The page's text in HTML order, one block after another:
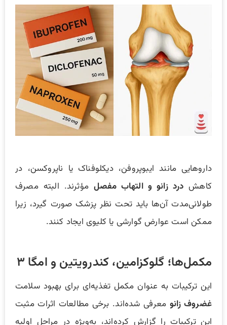
داروهایی مانند ایبوپروفن، دیکلوفناک یا ناپروکسن، در
کاهش درد زانو و التهاب مفصل مؤثرند. البته مصرف
طولانی‌مدت آن‌ها باید تحت نظر پزشک صورت گیرد، زیرا
ممکن است عوارض گوارشی یا کلیوی ایجاد کنند.
مکمل‌ها؛ گلوکزامین، کندرویتین و امگا ۳
این ترکیبات به عنوان مکمل تغذیه‌ای برای بهبود سلامت
غضروف زانو معرفی شده‌اند. برخی مطالعات اثرات مثبت
این ترکیبات را گزارش کرده‌اند، به‌ویژه در مراحل اولیه